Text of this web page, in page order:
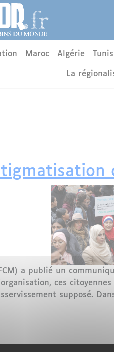
Maroc Algérie
La
a publié un
ces
supposé.